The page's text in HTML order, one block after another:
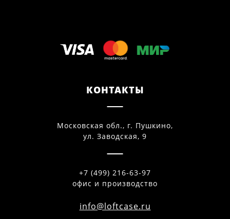
КОНТАКТЫ
Московская обл., г. Пушкино,
ул. Заводская, 9
+7 (499) 216-63-97
офис и производство
info@loftcase.ru